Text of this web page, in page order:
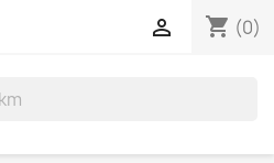
shopping_cart (0)
